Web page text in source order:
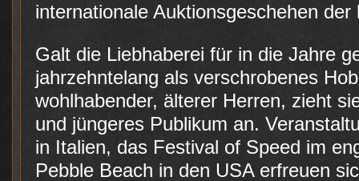
internationale Auktionsgeschehen der
Galt die Liebhaberei für in die Jahre
jahrzehntelang als verschrobenes
wohlhabender, älterer Herren, zieht
und jüngeres Publikum an.
in Italien, das Festival of Speed im
Pebble Beach in den USA erfreuen